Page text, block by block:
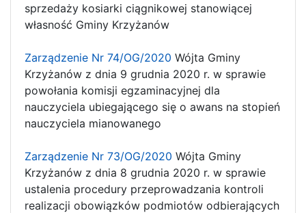
sprzedaży kosiarki ciągnikowej stanowiącej
własność Gminy Krzyżanów
Zarządzenie Nr 74/OG/2020 Wójta Gminy
Krzyżanów z dnia 9 grudnia 2020 r. w sprawie
powołania komisji egzaminacyjnej dla
nauczyciela ubiegającego się o awans na stopień
nauczyciela mianowanego
Zarządzenie Nr 73/OG/2020 Wójta Gminy
Krzyżanów z dnia 8 grudnia 2020 r. w sprawie
ustalenia procedury przeprowadzania kontroli
realizacji obowiązków podmiotów odbierających